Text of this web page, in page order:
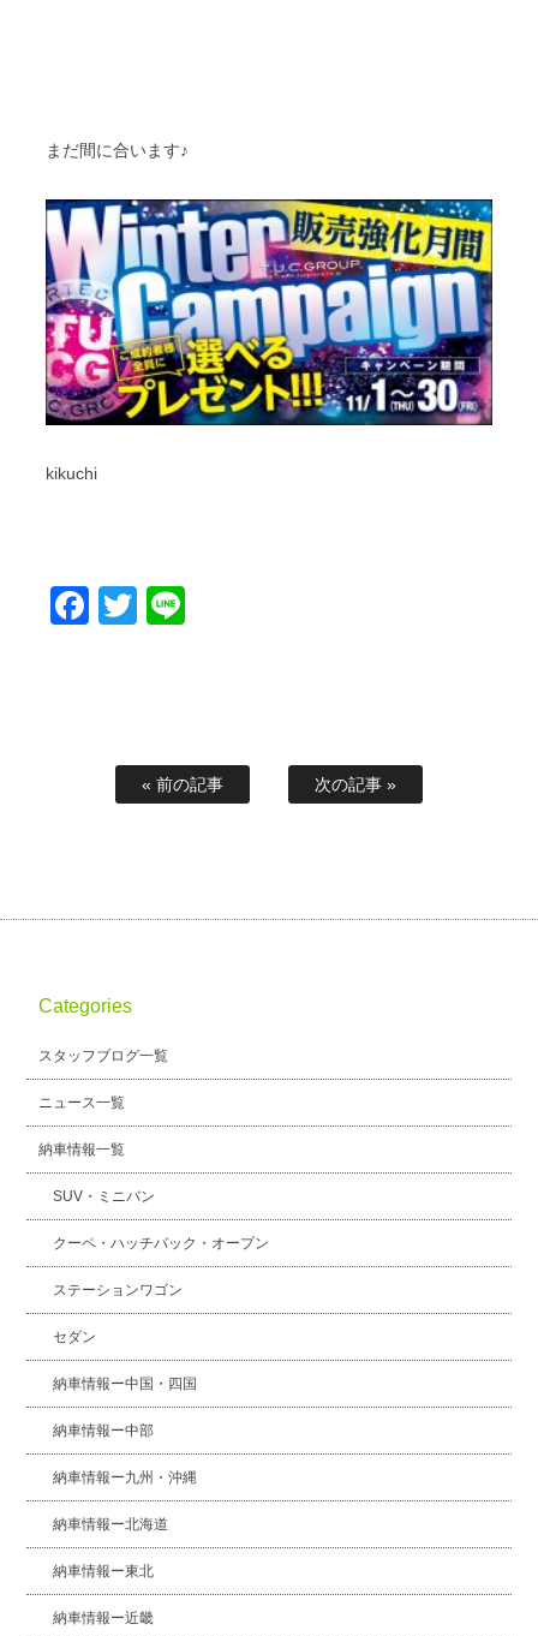
まだ間に合います♪
kikuchi
Facebook
Twitter
« 前の記事 次の記事 »
Categories
スタッフブログ一覧
ニュース一覧
納車情報一覧
SUV・ミニバン
クーペ・ハッチバック・オープン
ステーションワゴン
セダン
納車情報ー中国・四国
納車情報ー中部
納車情報ー九州・沖縄
納車情報ー北海道
納車情報ー東北
納車情報ー近畿